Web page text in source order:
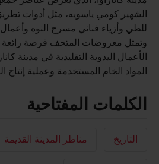
الشهير كومي ياسويه، مثل أدوات
للطي وأزياء فناني مسرح النوه وأعمال
وتمثل معروضات المتحف فرصة رائعة
الأعمال اليدوية التقليدية في مدينة
المواد الخام المستخدمة وعملية إنتاج
الكلمات المفتاحية
التاريخ مناظر المدينة القديمة